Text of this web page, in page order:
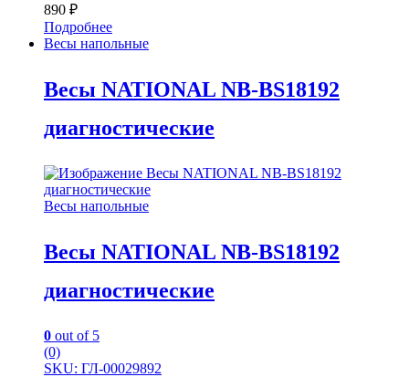
890 ₽
Подробнее
Весы напольные
Весы NATIONAL NB-BS18192
диагностические
Весы напольные
Весы NATIONAL NB-BS18192
диагностические
0 out of 5
(0)
SKU: ГЛ-00029892